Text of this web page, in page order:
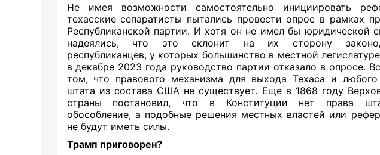
Не имея возможности самостоятельно инициировать
техасские сепаратисты пытались провести опрос в рамках
Республиканской партии. И хотя он не имел бы юридической
надеялись, что это склонит на их сторону
республиканцев, у которых большинство в местной
в декабре 2023 года руководство партии отказало в опросе.
том, что правового механизма для выхода Техаса и любого
штата из состава США не существует. Еще в 1868 году
страны постановил, что в Конституции нет права
обособление, а подобные решения местных властей или
не будут иметь силы.
Трамп приговорен?